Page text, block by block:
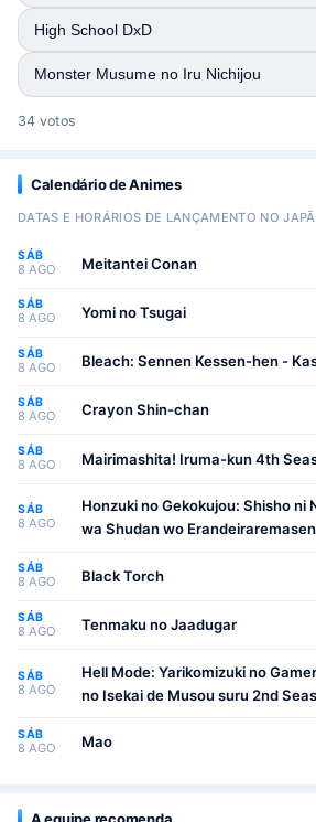
High School DxD
Monster Musume no Iru Nichijou
34 votos
Calendário de Animes
DATAS E HORÁRIOS DE LANÇAMENTO NO
SÁB
8 AGO Meitantei Conan
SÁB
8 AGO Yomi no Tsugai
SÁB
8 AGO Bleach: Sennen Kessen-hen -
SÁB
8 AGO Crayon Shin-chan
SÁB
8 AGO Mairimashita! Iruma-kun 4th
SÁB
8 AGO
Honzuki no Gekokujou: Shisho ni
wa Shudan wo
SÁB
8 AGO Black Torch
SÁB
8 AGO Tenmaku no Jaadugar
SÁB
8 AGO
Hell Mode: Yarikomizuki no
no Isekai de Musou suru 2nd
SÁB
8 AGO Mao
A equipe recomenda